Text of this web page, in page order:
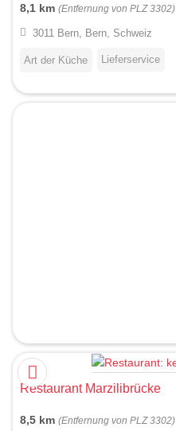
8,1 km (Entfernung von PLZ 3302)
3011 Bern, Bern, Schweiz
Art der Küche Lieferservice
Restaurant Marzilibrücke
8,5 km (Entfernung von PLZ 3302)